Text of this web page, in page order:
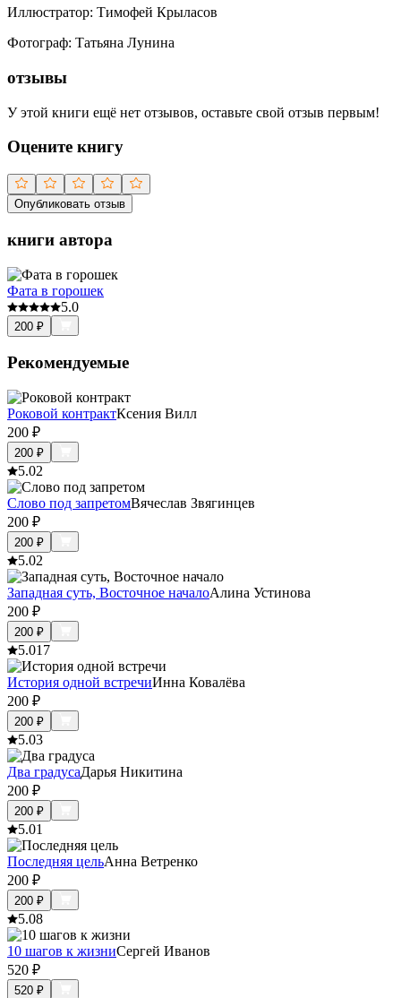
Иллюстратор: Тимофей Крыласов
Фотограф: Татьяна Лунина
отзывы
У этой книги ещё нет отзывов, оставьте свой отзыв первым!
Оцените книгу
Опубликовать отзыв
книги автора
Фата в горошек
5.0
200 ₽
Рекомендуемые
Роковой контрактКсения Вилл
200 ₽
200 ₽
5.02
Слово под запретомВячеслав Звягинцев
200 ₽
200 ₽
5.02
Западная суть, Восточное началоАлина Устинова
200 ₽
200 ₽
5.017
История одной встречиИнна Ковалёва
200 ₽
200 ₽
5.03
Два градусаДарья Никитина
200 ₽
200 ₽
5.01
Последняя цельАнна Ветренко
200 ₽
200 ₽
5.08
10 шагов к жизниСергей Иванов
520 ₽
520 ₽